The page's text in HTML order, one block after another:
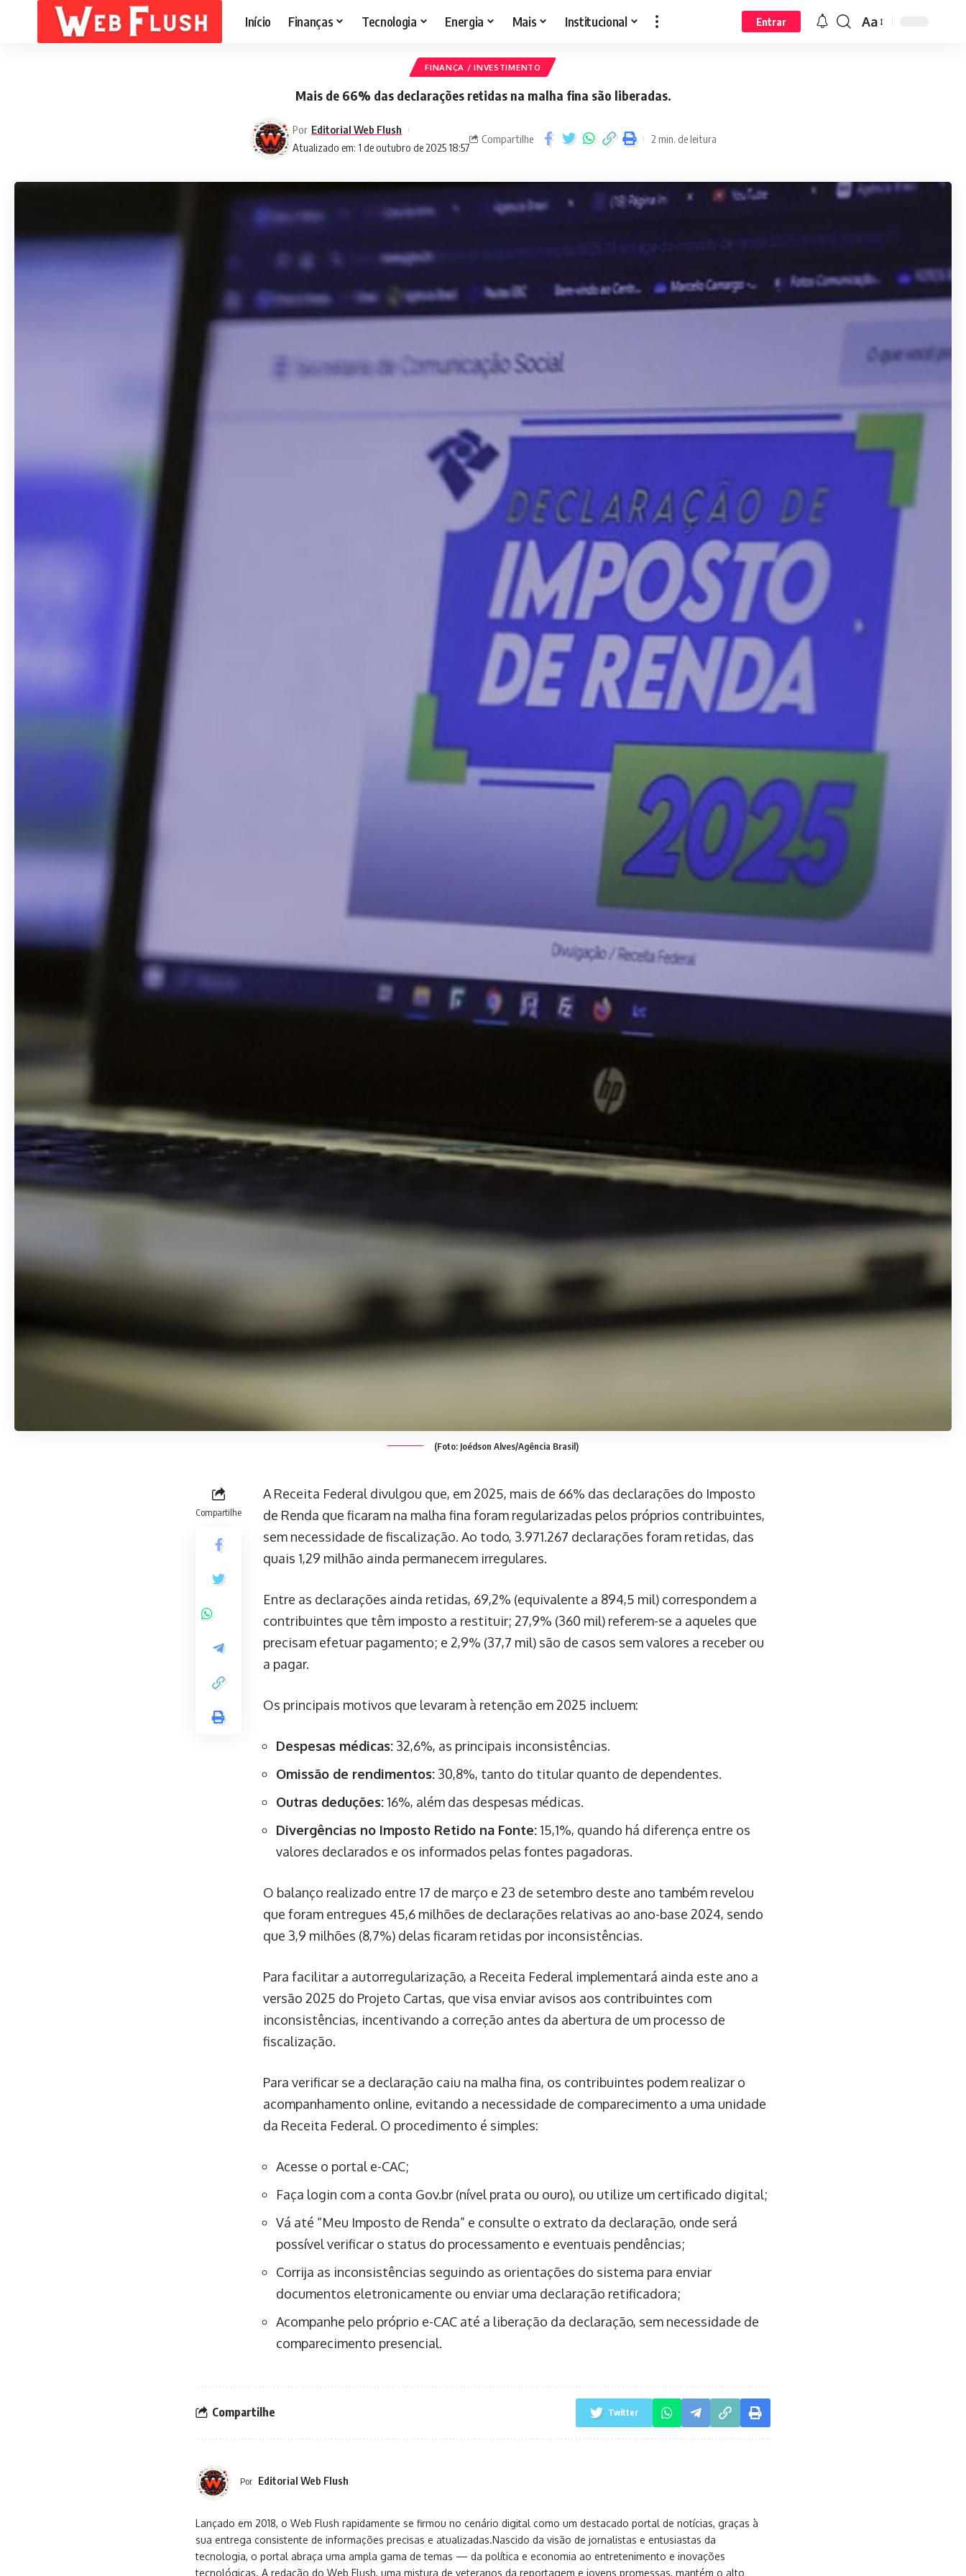
Início Finanças Tecnologia Energia Mais Institucional Entrar Aa
FINANÇA / INVESTIMENTO
Mais de 66% das declarações retidas na malha fina são liberadas.
Atualizado em: 1 de outubro de 2025 18:57
Por Editorial Web Flush
Compartilhe 2 min. de leitura
(Foto: Joédson Alves/Agência Brasil)
Compartilhe
A Receita Federal divulgou que, em 2025, mais de 66% das declarações do Imposto
de Renda que ficaram na malha fina foram regularizadas pelos próprios contribuintes,
sem necessidade de fiscalização. Ao todo, 3.971.267 declarações foram retidas, das
quais 1,29 milhão ainda permanecem irregulares.
Entre as declarações ainda retidas, 69,2% (equivalente a 894,5 mil) correspondem a
contribuintes que têm imposto a restituir; 27,9% (360 mil) referem-se a aqueles que
precisam efetuar pagamento; e 2,9% (37,7 mil) são de casos sem valores a receber ou
a pagar.
Os principais motivos que levaram à retenção em 2025 incluem:
Despesas médicas: 32,6%, as principais inconsistências.
Omissão de rendimentos: 30,8%, tanto do titular quanto de dependentes.
Outras deduções: 16%, além das despesas médicas.
Divergências no Imposto Retido na Fonte: 15,1%, quando há diferença entre os
valores declarados e os informados pelas fontes pagadoras.
O balanço realizado entre 17 de março e 23 de setembro deste ano também revelou
que foram entregues 45,6 milhões de declarações relativas ao ano-base 2024, sendo
que 3,9 milhões (8,7%) delas ficaram retidas por inconsistências.
Para facilitar a autorregularização, a Receita Federal implementará ainda este ano a
versão 2025 do Projeto Cartas, que visa enviar avisos aos contribuintes com
inconsistências, incentivando a correção antes da abertura de um processo de
fiscalização.
Para verificar se a declaração caiu na malha fina, os contribuintes podem realizar o
acompanhamento online, evitando a necessidade de comparecimento a uma unidade
da Receita Federal. O procedimento é simples:
Acesse o portal e-CAC;
Faça login com a conta Gov.br (nível prata ou ouro), ou utilize um certificado digital;
Vá até “Meu Imposto de Renda” e consulte o extrato da declaração, onde será
possível verificar o status do processamento e eventuais pendências;
Corrija as inconsistências seguindo as orientações do sistema para enviar
documentos eletronicamente ou enviar uma declaração retificadora;
Acompanhe pelo próprio e-CAC até a liberação da declaração, sem necessidade de
comparecimento presencial.
Compartilhe Twitter
Por Editorial Web Flush
Lançado em 2018, o Web Flush rapidamente se firmou no cenário digital como um destacado portal de notícias, graças à
sua entrega consistente de informações precisas e atualizadas.Nascido da visão de jornalistas e entusiastas da
tecnologia, o portal abraça uma ampla gama de temas — da política e economia ao entretenimento e inovações
tecnológicas. A redação do Web Flush, uma mistura de veteranos da reportagem e jovens promessas, mantém o alto